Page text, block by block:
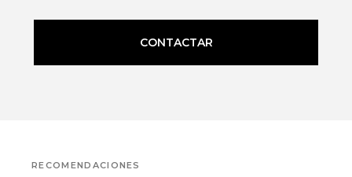
CONTACTAR
RECOMENDACIONES